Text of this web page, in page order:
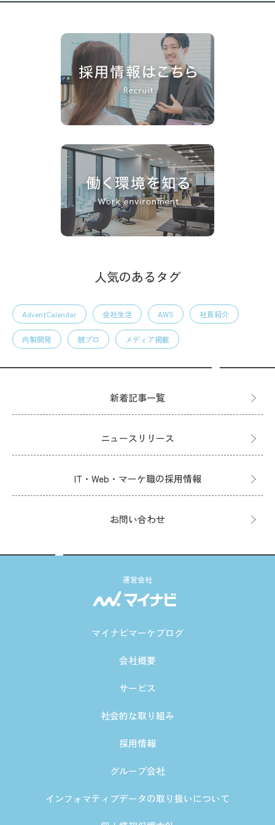
人気のあるタグ
AdventCalendar 会社生活 AWS 社員紹介
内製開発 競プロ メディア掲載
新着記事一覧
ニュースリリース
IT・Web・マーケ職の採用情報
お問い合わせ
運営会社
マイナビマーケブログ
会社概要
サービス
社会的な取り組み
採用情報
グループ会社
インフォマティブデータの取り扱いについて